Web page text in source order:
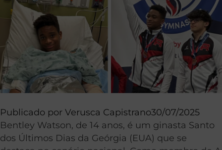
Publicado por Verusca Capistrano30/07/2025
Bentley Watson, de 14 anos, é um ginasta Santo
dos Últimos Dias da Geórgia (EUA) que se